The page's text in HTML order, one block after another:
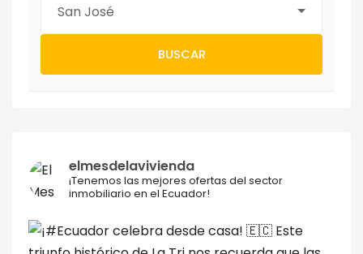
San José
BUSCAR
elmesdelavivienda
¡Tenemos las mejores ofertas del sector
inmobiliario en el Ecuador!